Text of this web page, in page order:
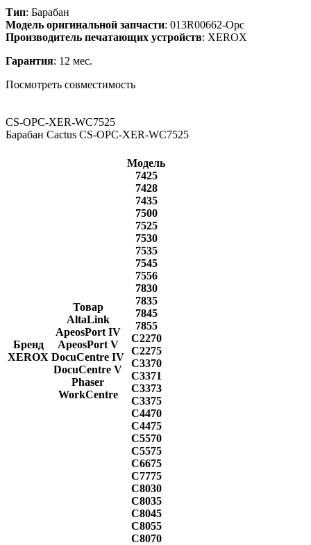
Тип: Барабан
Модель оригинальной запчасти: 013R00662-Opc
Производитель печатающих устройств: XEROX
Гарантия: 12 мес.
Посмотреть совместимость
CS-OPC-XER-WC7525
Барабан Cactus CS-OPC-XER-WC7525
Бренд
XEROX
Товар
AltaLink
ApeosPort IV
ApeosPort V
DocuCentre IV
DocuCentre V
Phaser
WorkCentre
Модель
7425
7428
7435
7500
7525
7530
7535
7545
7556
7830
7835
7845
7855
C2270
C2275
C3370
C3371
C3373
C3375
C4470
C4475
C5570
C5575
C6675
C7775
C8030
C8035
C8045
C8055
C8070